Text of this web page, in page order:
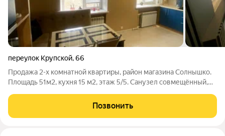
переулок Крупской,66
Продажа 2-х комнатной квартиры, район магазина Солнышко.
Площадь 51м2, кухня 15 м2, этаж 5/5. Санузел совмещённый,
квартире выполнен качественный ремонт. Квартира
продаётся со всей мебелью и
Позвонить